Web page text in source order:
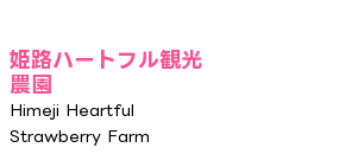
姫路ハートフル観光
農園
Himeji Heartful
Strawberry Farm